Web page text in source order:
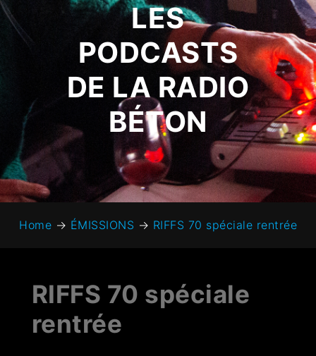
LES
PODCASTS
DE LA RADIO
BÉTON
Home → ÉMISSIONS → RIFFS 70 spéciale rentrée
RIFFS 70 spéciale
rentrée